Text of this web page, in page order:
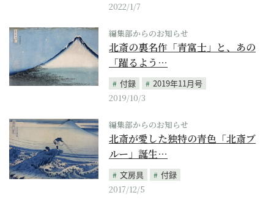
2022/1/7
編集部からのお知らせ
北斎の裏名作「青富士」と、あの
「躍るよう…
付録
2019年11月号
2019/10/3
編集部からのお知らせ
北斎が愛した独特の青色「北斎ブ
ルー」誕生…
文房具
付録
2017/12/5